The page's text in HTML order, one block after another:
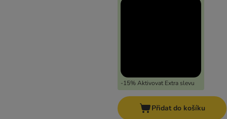
-15% Aktivovat Extra slevu
Přidat do košíku